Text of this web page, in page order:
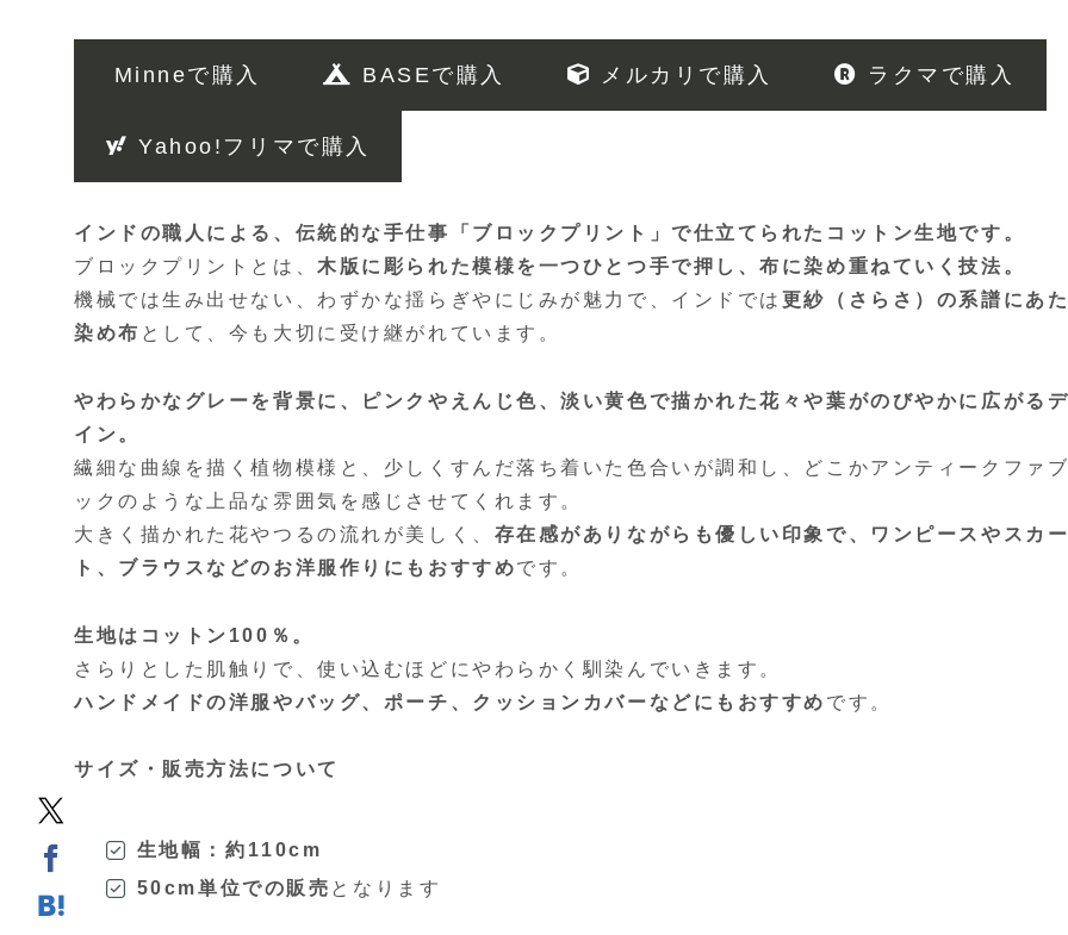
Minneで購入 BASEで購入 メルカリで購入 ラクマで購入
Yahoo!フリマで購入
インドの職人による、伝統的な手仕事「ブロックプリント」で仕立てられたコットン生地です。
ブロックプリントとは、木版に彫られた模様を一つひとつ手で押し、布に染め重ねていく技法。
機械では生み出せない、わずかな揺らぎやにじみが魅力で、インドでは 更紗（さらさ）の系譜にあ
染め布 として、今も大切に受け継がれています。
やわらかなグレーを背景に、ピンクやえんじ色、淡い黄色で描かれた花々や葉がのびやかに広がる
イン。
繊細な曲線を描く植物模様と、少しくすんだ落ち着いた色合いが調和し、どこかアンティークファ
ックのような上品な雰囲気を感じさせてくれます。
大きく描かれた花やつるの流れが美しく、 存在感がありながらも優しい印象で、ワンピースやスカ
ト、ブラウスなどのお洋服作りにもおすすめです。
生地はコットン100％。
さらりとした肌触りで、使い込むほどにやわらかく馴染んでいきます。
ハンドメイドの洋服やバッグ、ポーチ、クッションカバーなどにもおすすめ です。
サイズ・販売方法について
生地幅：約110cm
50cm単位での販売 となります